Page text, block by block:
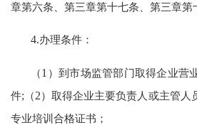
章第六条、第三章第十七条、第三章第
4.办理条件：
（1 ）到市场监管部门取得企业营
件; （2）取得企业主要负责人或主管人
专业培训合格证书；